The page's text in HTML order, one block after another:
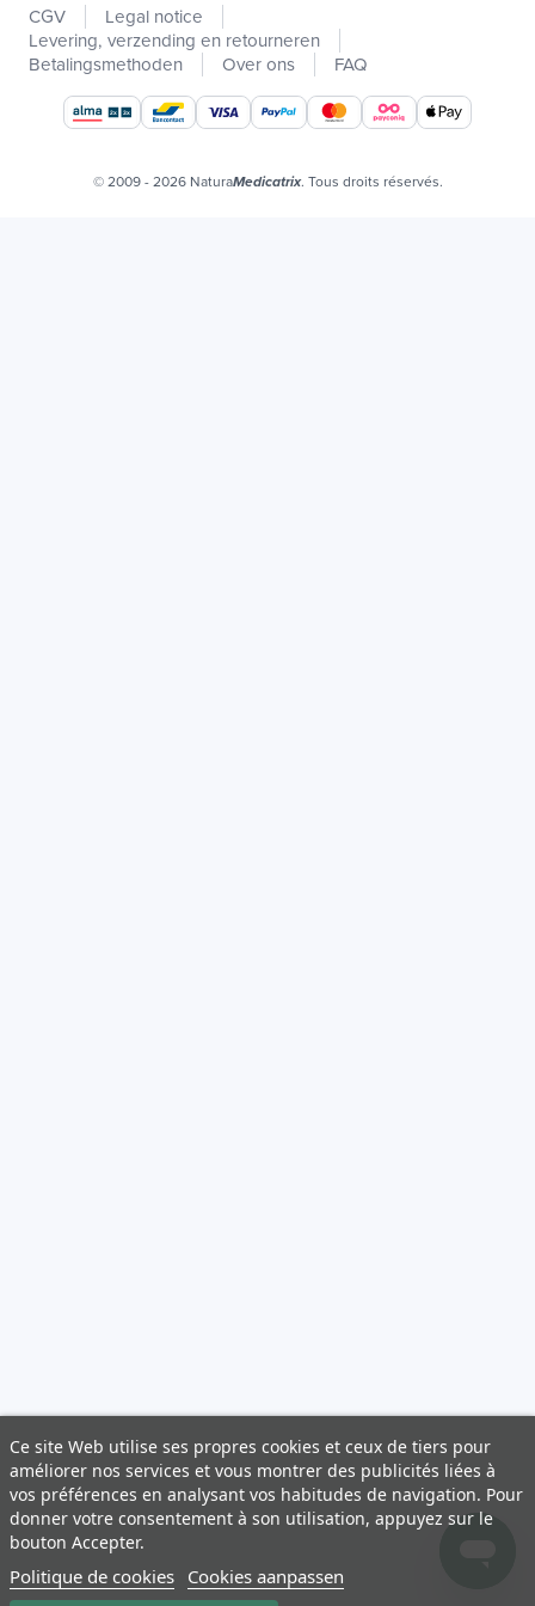
Promotions
Catalogi
Onze merken
Vacatures
Organic certificates
CGV
Legal notice
Levering, verzending en retourneren
Betalingsmethoden
Over ons FAQ
© 2009 - 2026 NaturaMedicatrix. Tous droits réservés.
Ce site Web utilise ses propres cookies et ceux de tiers pour
améliorer nos services et vous montrer des publicités liées à
vos préférences en analysant vos habitudes de navigation. Pour
donner votre consentement à son utilisation, appuyez sur le
bouton Accepter.
Politique de cookies Cookies aanpassen